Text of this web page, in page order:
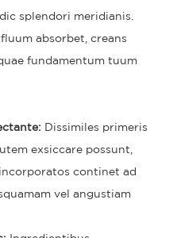
splendori meridianis.
absorbet, creans
fundamentum tuum
Dissimiles primeris
exsiccare possunt,
continet ad
vel angustiam